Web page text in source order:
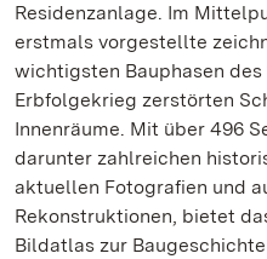
Residenzanlage. Im
erstmals vorgestellte
wichtigsten Bauphasen des
Erbfolgekrieg zerstörten
Innenräume. Mit über 496
darunter zahlreichen
aktuellen Fotografien und
Rekonstruktionen, bietet
Bildatlas zur